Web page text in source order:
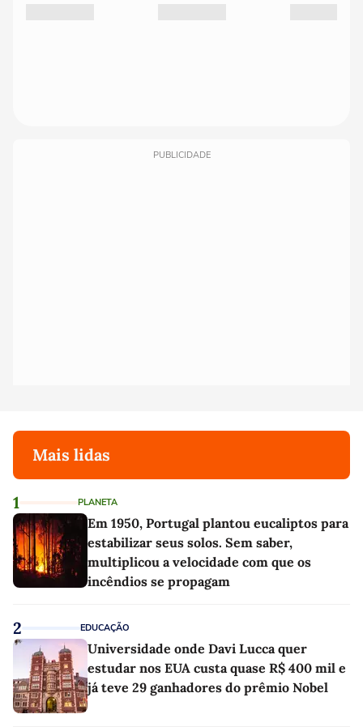
PUBLICIDADE
Mais lidas
1 PLANETA
Em 1950, Portugal plantou eucaliptos para
estabilizar seus solos. Sem saber,
multiplicou a velocidade com que os
incêndios se propagam
2 EDUCAÇÃO
Universidade onde Davi Lucca quer
estudar nos EUA custa quase R$ 400 mil e
já teve 29 ganhadores do prêmio Nobel